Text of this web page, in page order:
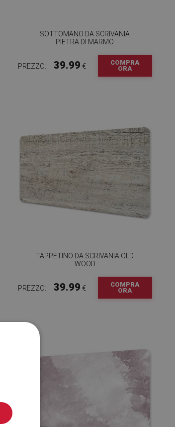
SOTTOMANO DA SCRIVANIA
PIETRA DI MARMO
PREZZO: 39.99 €
COMPRA
ORA
TAPPETINO DA SCRIVANIA OLD
WOOD
PREZZO: 39.99 €
COMPRA
ORA